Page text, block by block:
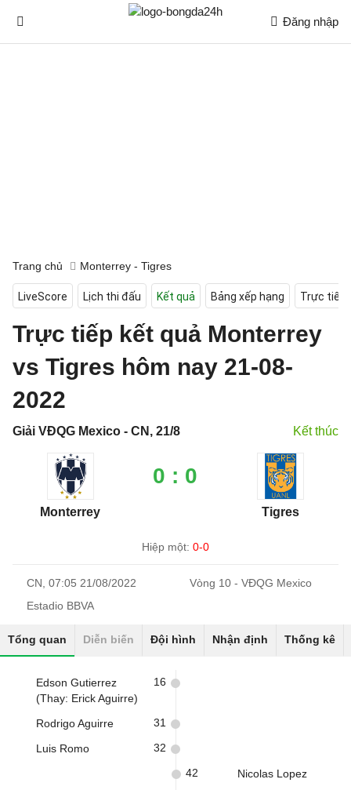
Đăng nhập
Trang chủ Monterrey - Tigres
LiveScore Lịch thi đấu Kết quả Bảng xếp hạng Trực tiếp
Trực tiếp kết quả Monterrey
vs Tigres hôm nay 21-08-
2022
Giải VĐQG Mexico - CN, 21/8 Kết thúc
Monterrey
0 : 0
Tigres
Hiệp một: 0-0
CN, 07:05 21/08/2022
Vòng 10 - VĐQG Mexico
Estadio BBVA
Tổng quan Diễn biến Đội hình Nhận định Thống kê
Edson Gutierrez
(Thay: Erick Aguirre)
16
Rodrigo Aguirre 31
Luis Romo 32
Nicolas Lopez
42